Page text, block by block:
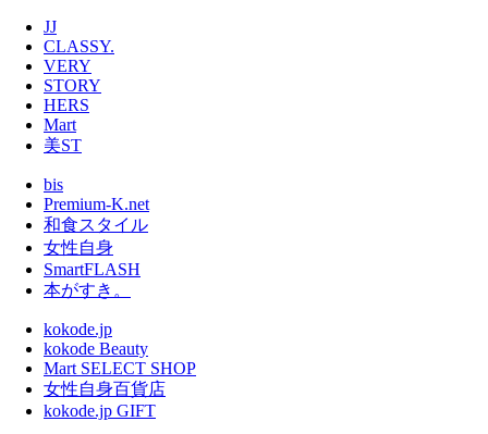
JJ
CLASSY.
VERY
STORY
HERS
Mart
美ST
bis
Premium-K.net
和食スタイル
女性自身
SmartFLASH
本がすき。
kokode.jp
kokode Beauty
Mart SELECT SHOP
女性自身百貨店
kokode.jp GIFT